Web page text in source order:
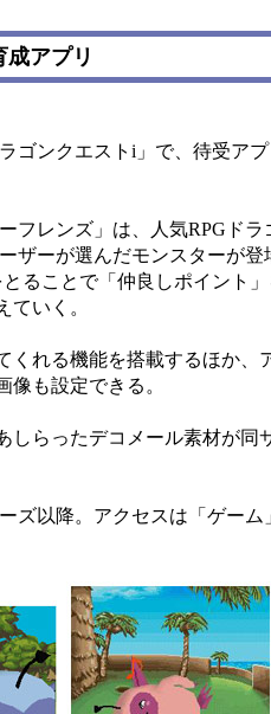
成アプリ
ンクエストi」で、待受ア
レンズ」は、人気RPGド
ザーが選んだモンスターが登
ることで「仲良しポイント
いく。
れる機能を搭載するほか、
も設定できる。
らったデコメール素材が同
ズ以降。アクセスは「ゲー